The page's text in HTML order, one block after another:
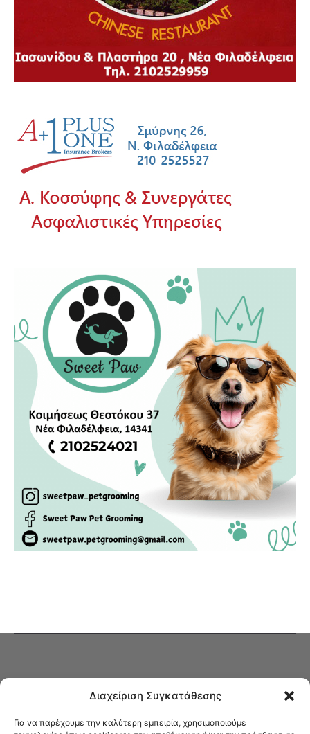
Διαχείριση Συγκατάθεσης
Για να παρέχουμε την καλύτερη εμπειρία, χρησιμοποιούμε